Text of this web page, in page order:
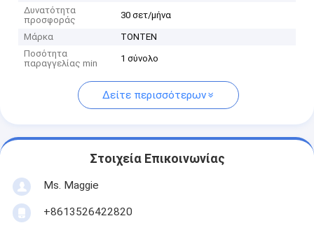
Δυνατότητα
προσφοράς
30 σετ/μήνα
Μάρκα
TONTEN
Ποσότητα
παραγγελίας min
1 σύνολο
Δείτε περισσότερων
Στοιχεία Επικοινωνίας
Ms. Maggie
+8613526422820